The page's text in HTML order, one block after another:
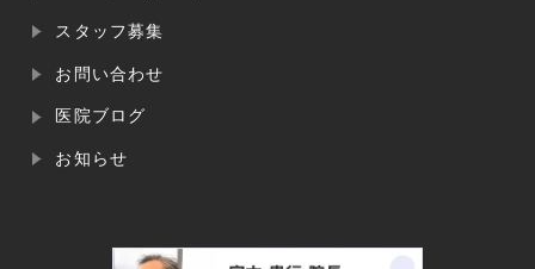
スタッフ募集
お問い合わせ
医院ブログ
お知らせ